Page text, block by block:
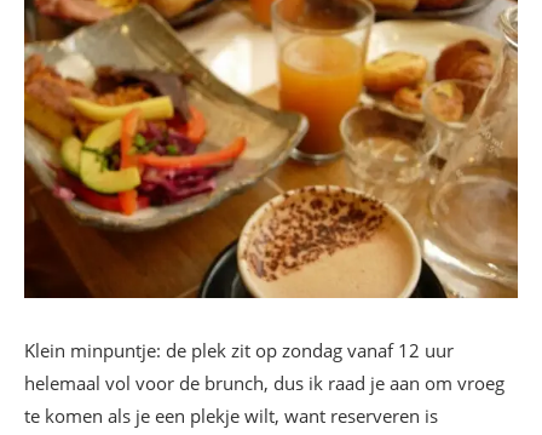
Klein minpuntje: de plek zit op zondag vanaf 12 uur
helemaal vol voor de brunch, dus ik raad je aan om vroeg
te komen als je een plekje wilt, want reserveren is